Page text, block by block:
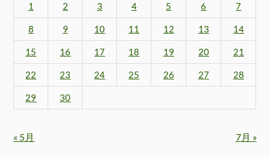
1 2 3 4 5 6 7
8 9 10 11 12 13 14
15 16 17 18 19 20 21
22 23 24 25 26 27 28
29 30
« 5月 7月 »